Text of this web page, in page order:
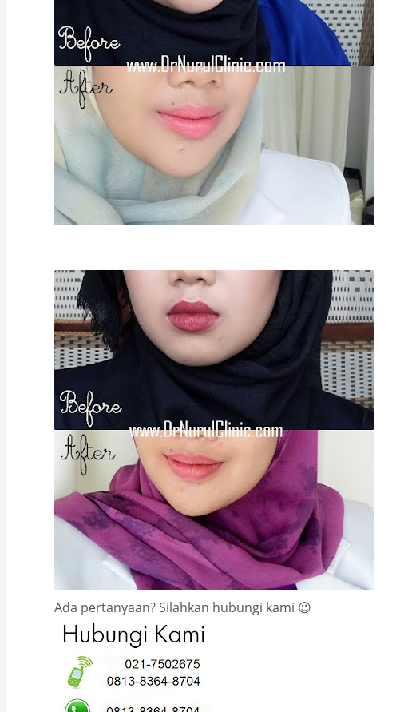
Ada pertanyaan? Silahkan hubungi kami 😉